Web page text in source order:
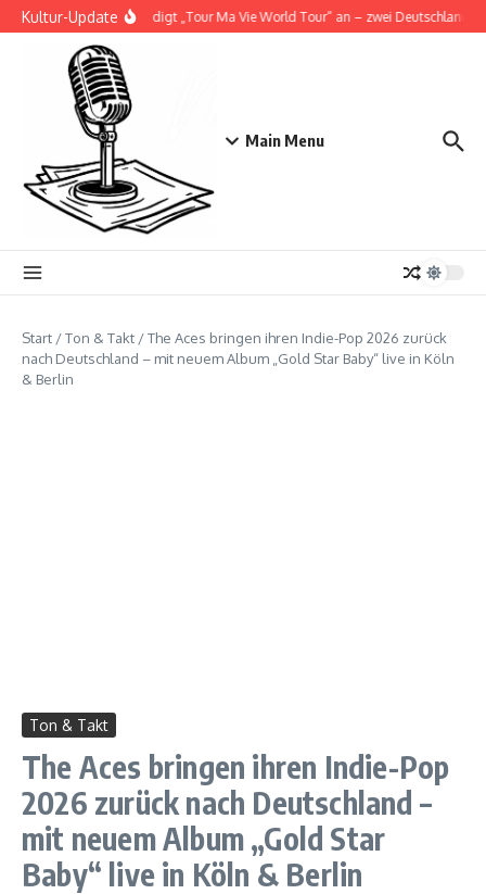
Zum Inhalt springen
Kultur-Update
Doja Cat kündigt „Tour Ma Vie World Tour“ an – zwei
Main Menu
Start /Ton & Takt /The Aces bringen ihren Indie-Pop 2026 zurück
nach Deutschland – mit neuem Album „Gold Star Baby“ live in Köln
& Berlin
Ton & Takt
The Aces bringen ihren Indie-Pop
2026 zurück nach Deutschland –
mit neuem Album „Gold Star
Baby“ live in Köln & Berlin